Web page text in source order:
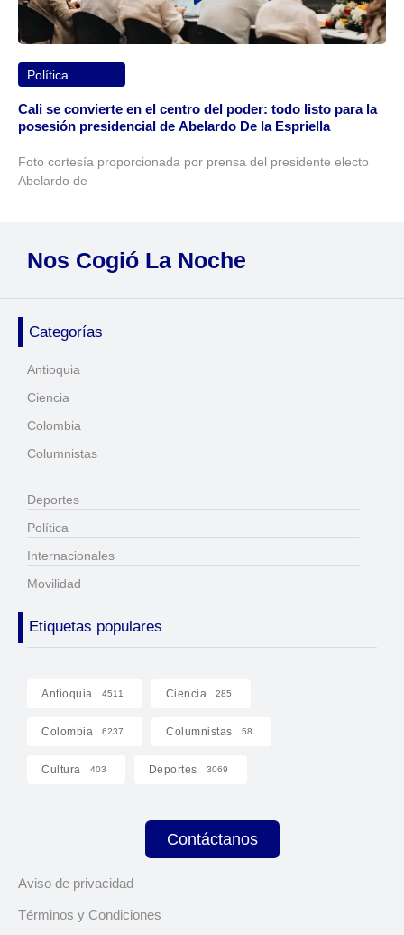
Política
Cali se convierte en el centro del poder: todo listo para la
posesión presidencial de Abelardo De la Espriella
Foto cortesía proporcionada por prensa del presidente electo
Abelardo de
Nos Cogió La Noche
Categorías
Antioquia
Ciencia
Colombia
Columnistas
Deportes
Política
Internacionales
Movilidad
Etiquetas populares
Antioquia 4511 Ciencia 285
Colombia 6237 Columnistas 58
Cultura 403 Deportes 3069
Contáctanos
Aviso de privacidad
Términos y Condiciones